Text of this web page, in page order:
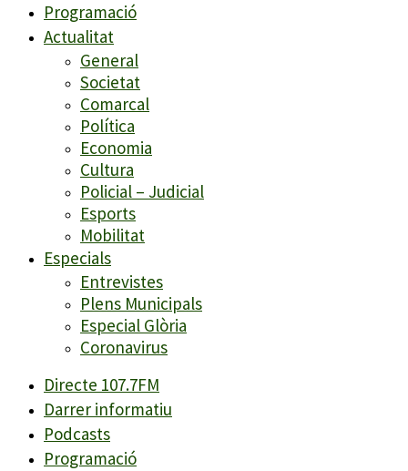
Programació
Actualitat
General
Societat
Comarcal
Política
Economia
Cultura
Policial – Judicial
Esports
Mobilitat
Especials
Entrevistes
Plens Municipals
Especial Glòria
Coronavirus
Directe 107.7FM
Darrer informatiu
Podcasts
Programació